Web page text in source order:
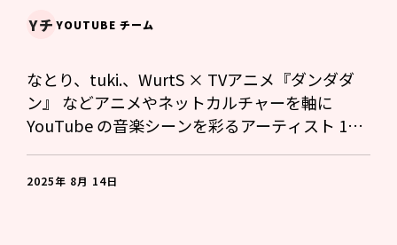
Yチ YOUTUBE チーム
なとり、tuki.、WurtS × TVアニメ『ダンダダ
ン』 などアニメやネットカルチャーを軸に
YouTube の音楽シーンを彩るアーティスト 122
ャルステージも！
2025年 8月 14日